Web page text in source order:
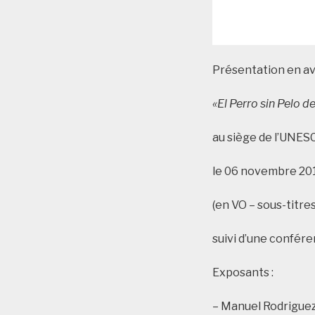
Présentation en
«El Perro sin Pelo
au siège de
le 06 novembre
(en VO – sous-
suivi d’une
Exposants :
– Manuel